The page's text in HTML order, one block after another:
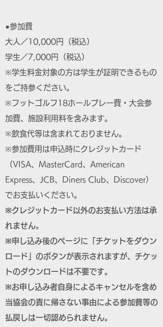
●参加費
大人／10,000円（税込）
学生／7,000円（税込）
※学生料金対象の方は学生が証明できるもの
をご持参ください。
※フットゴルフ18ホールプレー費・大会参
加費、施設利用料を含みます。
※飲食代等は含まれておりません。
※参加費用は申込時にクレジットカード
（VISA、MasterCard、American
Express、JCB、Diners Club、Discover）
でお支払いください。
※クレジットカード以外のお支払い方法は承
れません。
※申し込み後のページに「チケットをダウン
ロード」のボタンが表示されますが、チケッ
トのダウンロードは不要です。
※お申し込み者自身によるキャンセルを含め
当協会の責に帰さない事由による参加費等の
払戻しは一切認められません。